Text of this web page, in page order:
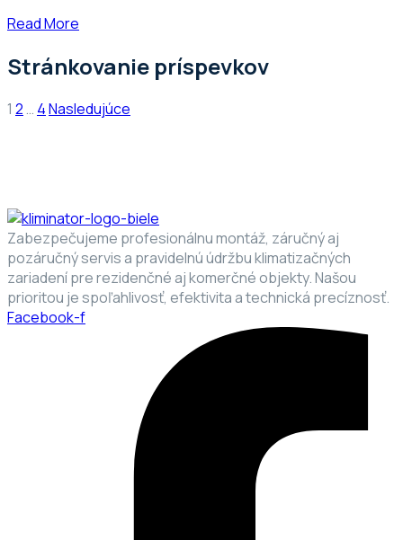
Read More
Stránkovanie príspevkov
1 2… 4Nasledujúce
Zabezpečujeme profesionálnu montáž, záručný aj
pozáručný servis a pravidelnú údržbu klimatizačných
zariadení pre rezidenčné aj komerčné objekty. Našou
prioritou je spoľahlivosť, efektivita a technická precíznosť.
Facebook-f